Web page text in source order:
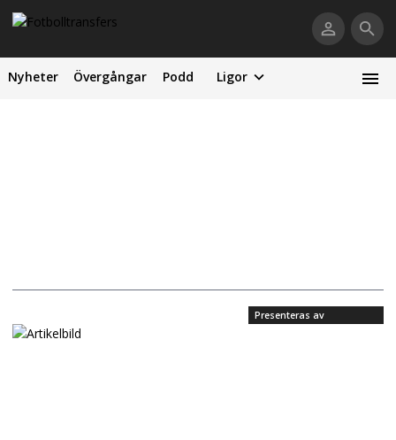
Nyheter Övergångar Podd Ligor
Presenteras av